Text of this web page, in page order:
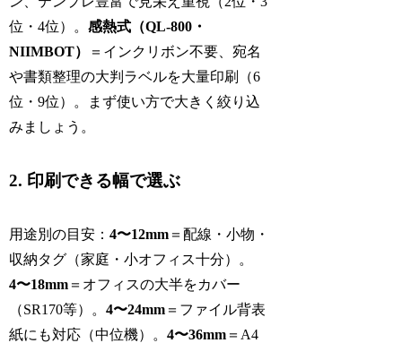
位・4位）。感熱式（QL-800・
NIIMBOT）
＝インクリボン不要、宛名
や書類整理の大判ラベルを大量印刷（6
位・9位）。まず使い方で大きく絞り込
みましょう。
2. 印刷できる幅で選ぶ
用途別の目安：4〜12mm ＝配線・小物・
収納タグ（家庭・小オフィス十分）。
4〜18mm ＝オフィスの大半をカバー
（SR170等）。4〜24mm ＝ファイル背表
紙にも対応（中位機）。4〜36mm ＝A4